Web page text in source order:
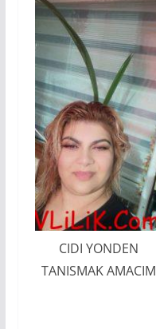
CIDI YONDEN
TANISMAK AMACIM